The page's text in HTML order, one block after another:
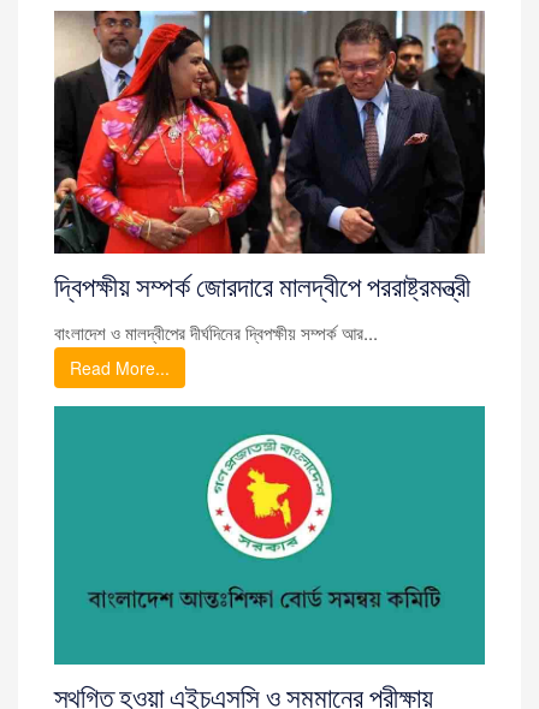
দ্বিপক্ষীয় সম্পর্ক জোরদারে মালদ্বীপে পররাষ্ট্রমন্ত্রী
বাংলাদেশ ও মালদ্বীপের দীর্ঘদিনের দ্বিপক্ষীয় সম্পর্ক আর...
Read More...
স্থগিত হওয়া এইচএসসি ও সমমানের পরীক্ষায়